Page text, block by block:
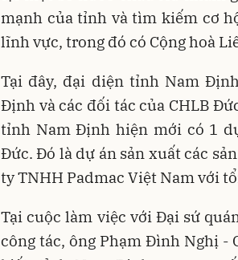
mạnh của tỉnh và tìm kiếm cơ
lĩnh vực, trong đó có Cộng hoà
Tại đây, đại diện tỉnh Nam
Định và các đối tác của CHLB
tỉnh Nam Định hiện mới có 1
Đức. Đó là dự án sản xuất các
ty TNHH Padmac Việt Nam với
Tại cuộc làm việc với Đại sứ
công tác, ông Phạm Đình Nghị